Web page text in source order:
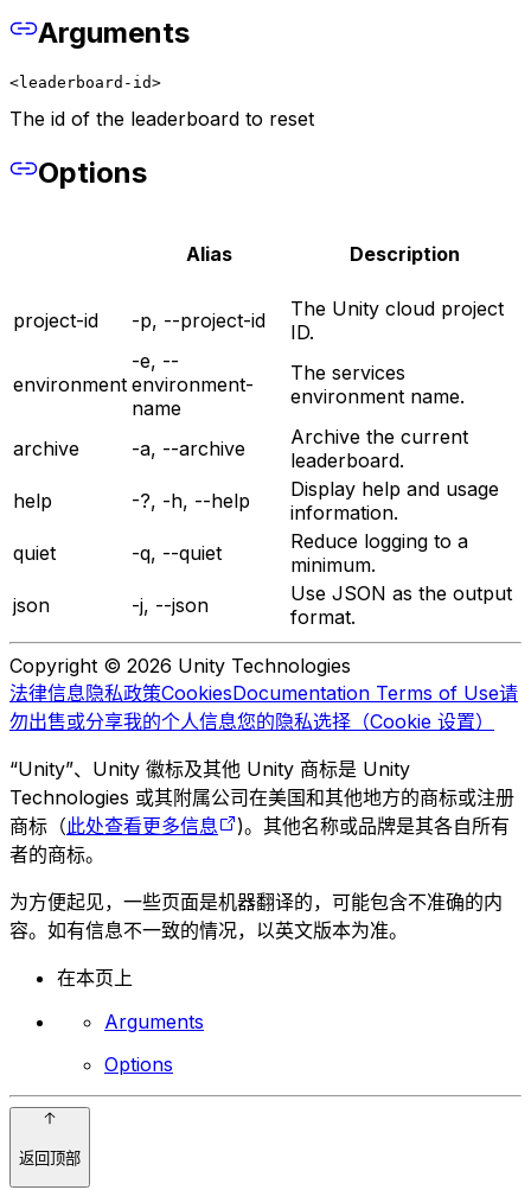
Arguments
<leaderboard-id>
The id of the leaderboard to reset
Options
Alias Description
project-id -p, --project-id
The Unity cloud project
ID.
environment
-e, --
environment-
name
The services
environment name.
archive -a, --archive
Archive the current
leaderboard.
help
-?, -h, --help
Display help and usage
information.
quiet
-q, --quiet
Reduce logging to a
minimum.
json
-j, --json
Use JSON as the output
format.
Copyright © 2026 Unity Technologies
法律信息隐私政策CookiesDocumentation Terms of Use请
勿出售或分享我的个人信息您的隐私选择（Cookie 设置）
“Unity”、Unity 徽标及其他 Unity 商标是 Unity
Technologies 或其附属公司在美国和其他地方的商标或注册
商标（此处查看更多信息
)。其他名称或品牌是其各自所有
者的商标。
为方便起见，一些页面是机器翻译的，可能包含不准确的内
容。如有信息不一致的情况，以英文版本为准。
在本页上
Arguments
Options
返回顶部